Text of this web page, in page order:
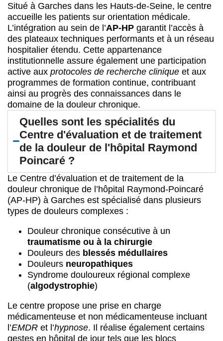
Situé à Garches dans les Hauts-de-Seine, le centre
accueille les patients sur orientation médicale.
L’intégration au sein de l’AP-HP garantit l’accès à
des plateaux techniques performants et à un réseau
hospitalier étendu. Cette appartenance
institutionnelle assure également une participation
active aux protocoles de recherche clinique et aux
programmes de formation continue, contribuant
ainsi au progrès des connaissances dans le
domaine de la douleur chronique.
Quelles sont les spécialités du
Centre d'évaluation et de traitement
de la douleur de l'hôpital Raymond
Poincaré ?
Le Centre d’évaluation et de traitement de la
douleur chronique de l’hôpital Raymond-Poincaré
(AP-HP) à Garches est spécialisé dans plusieurs
types de douleurs complexes :
Douleur chronique consécutive à un
traumatisme ou à la chirurgie
Douleurs des blessés médullaires
Douleurs neuropathiques
Syndrome douloureux régional complexe
(algodystrophie)
Le centre propose une prise en charge
médicamenteuse et non médicamenteuse incluant
l’EMDR et l’hypnose. Il réalise également certains
gestes en hôpital de jour tels que les blocs